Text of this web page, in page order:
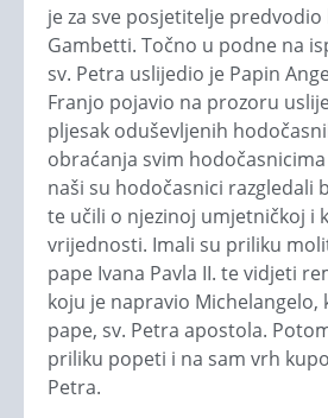
je za sve posjetitelje
Gambetti. Točno u podne na
sv. Petra uslijedio je Papin
Franjo pojavio na prozoru
pljesak oduševljenih
obraćanja svim
naši su hodočasnici razgledali
te učili o njezinoj umjetničkoj i
vrijednosti. Imali su priliku
pape Ivana Pavla II. te vidjeti
koju je napravio Michelangelo,
pape, sv. Petra apostola.
priliku popeti i na sam vrh
Petra.